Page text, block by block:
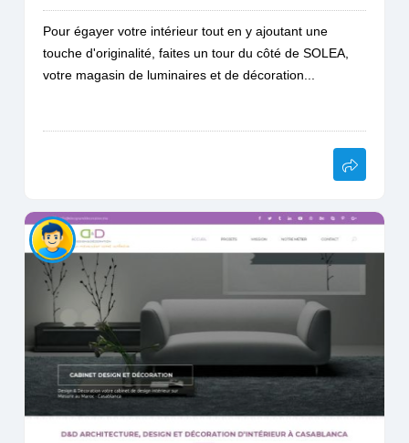
Pour égayer votre intérieur tout en y ajoutant une
touche d'originalité, faites un tour du côté de SOLEA,
votre magasin de luminaires et de décoration...